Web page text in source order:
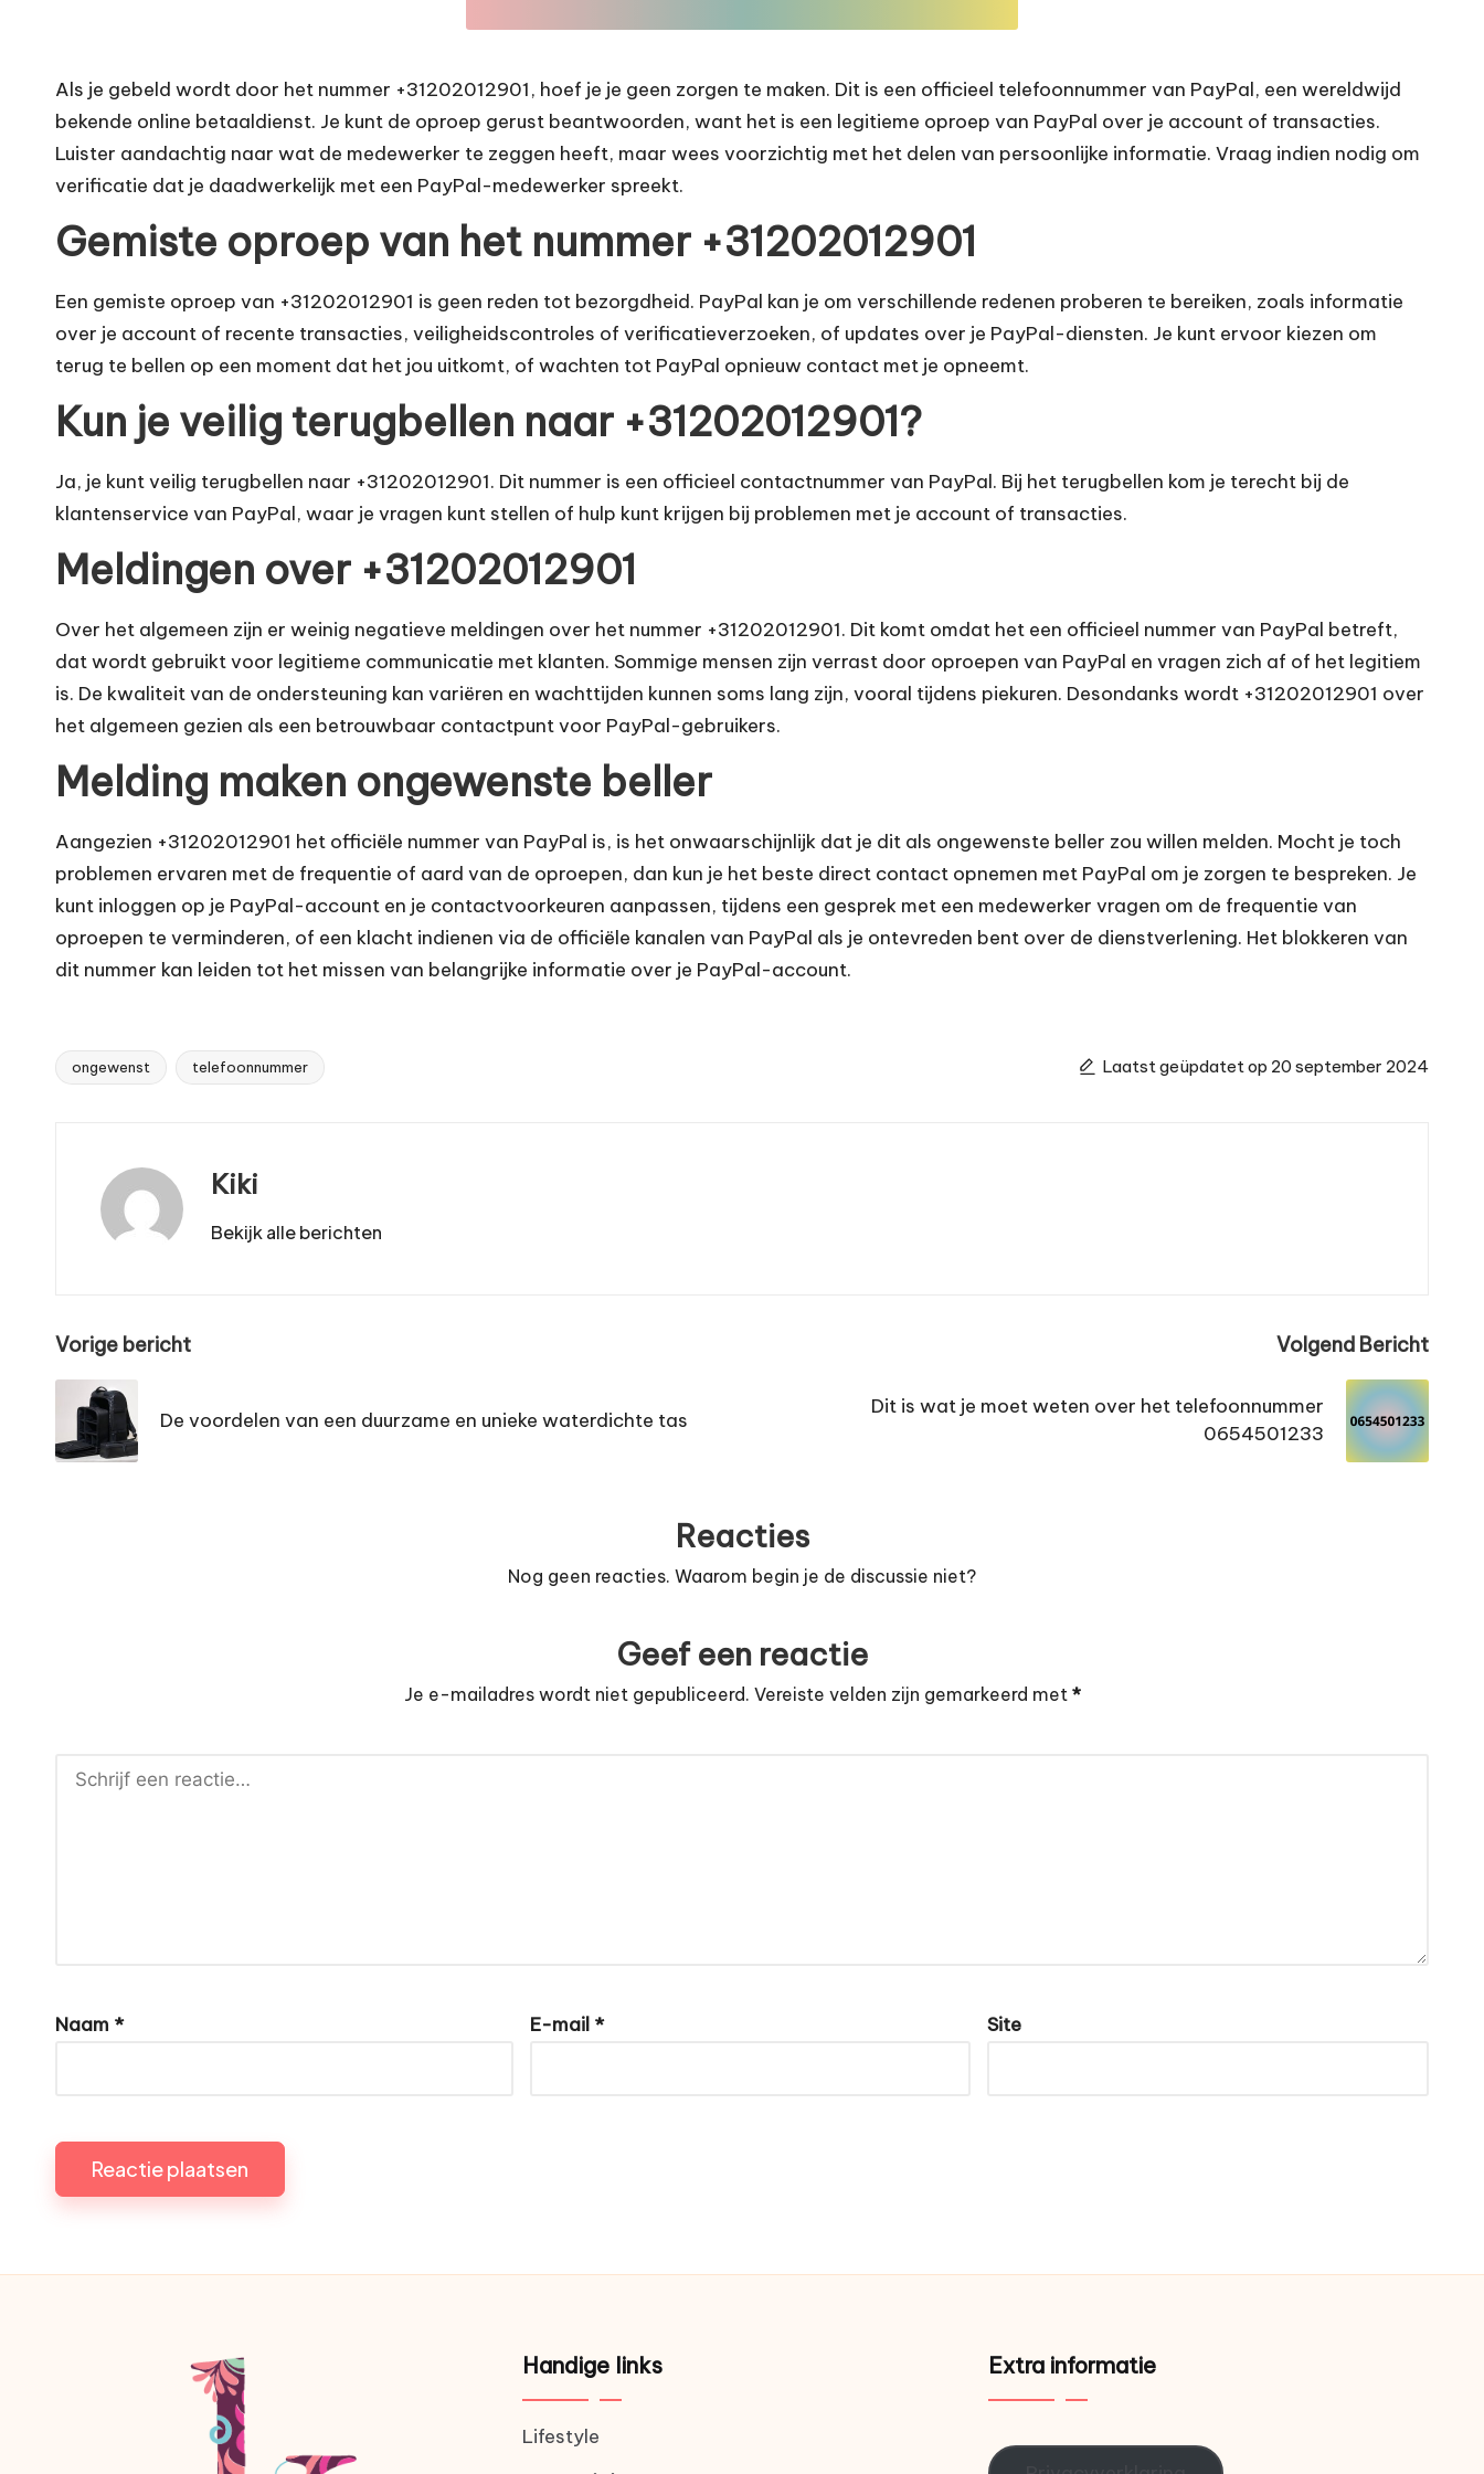
Als je gebeld wordt door het nummer +31202012901, hoef je je geen zorgen te maken. Dit is een officieel telefoonnummer van PayPal, een wereldwijd
bekende online betaaldienst. Je kunt de oproep gerust beantwoorden, want het is een legitieme oproep van PayPal over je account of transacties.
Luister aandachtig naar wat de medewerker te zeggen heeft, maar wees voorzichtig met het delen van persoonlijke informatie. Vraag indien nodig om
verificatie dat je daadwerkelijk met een PayPal-medewerker spreekt.
Gemiste oproep van het nummer +31202012901
Een gemiste oproep van +31202012901 is geen reden tot bezorgdheid. PayPal kan je om verschillende redenen proberen te bereiken, zoals informatie
over je account of recente transacties, veiligheidscontroles of verificatieverzoeken, of updates over je PayPal-diensten. Je kunt ervoor kiezen om
terug te bellen op een moment dat het jou uitkomt, of wachten tot PayPal opnieuw contact met je opneemt.
Kun je veilig terugbellen naar +31202012901?
Ja, je kunt veilig terugbellen naar +31202012901. Dit nummer is een officieel contactnummer van PayPal. Bij het terugbellen kom je terecht bij de
klantenservice van PayPal, waar je vragen kunt stellen of hulp kunt krijgen bij problemen met je account of transacties.
Meldingen over +31202012901
Over het algemeen zijn er weinig negatieve meldingen over het nummer +31202012901. Dit komt omdat het een officieel nummer van PayPal betreft,
dat wordt gebruikt voor legitieme communicatie met klanten. Sommige mensen zijn verrast door oproepen van PayPal en vragen zich af of het legitiem
is. De kwaliteit van de ondersteuning kan variëren en wachttijden kunnen soms lang zijn, vooral tijdens piekuren. Desondanks wordt +31202012901 over
het algemeen gezien als een betrouwbaar contactpunt voor PayPal-gebruikers.
Melding maken ongewenste beller
Aangezien +31202012901 het officiële nummer van PayPal is, is het onwaarschijnlijk dat je dit als ongewenste beller zou willen melden. Mocht je toch
problemen ervaren met de frequentie of aard van de oproepen, dan kun je het beste direct contact opnemen met PayPal om je zorgen te bespreken. Je
kunt inloggen op je PayPal-account en je contactvoorkeuren aanpassen, tijdens een gesprek met een medewerker vragen om de frequentie van
oproepen te verminderen, of een klacht indienen via de officiële kanalen van PayPal als je ontevreden bent over de dienstverlening. Het blokkeren van
dit nummer kan leiden tot het missen van belangrijke informatie over je PayPal-account.
Tags:
ongewenst telefoonnummer Laatst geüpdatet op 20 september 2024
Kiki
Bekijk alle berichten
Bericht
navigatie
Vorige bericht
De voordelen van een duurzame en unieke waterdichte tas
Volgend Bericht
Dit is wat je moet weten over het telefoonnummer
0654501233
Reacties
Nog geen reacties. Waarom begin je de discussie niet?
Geef een reactie
Je e-mailadres wordt niet gepubliceerd. Vereiste velden zijn gemarkeerd met *
Naam * E-mail * Site
Handige links
Lifestyle
Extra informatie